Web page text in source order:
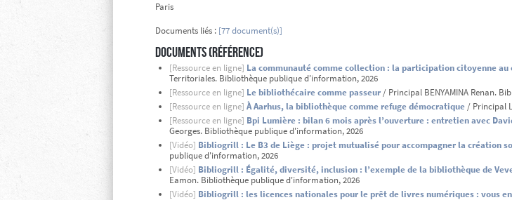
Paris
Documents liés : [77 document(s)]
Documents (Référence)
[Ressource en ligne] La communauté comme collection : la participation citoyenne
Territoriales. Bibliothèque publique d'information, 2026
[Ressource en ligne] Le bibliothécaire comme passeur/ Principal BENYAMINA Renan.
[Ressource en ligne] À Aarhus, la bibliothèque comme refuge démocratique/ Principal
[Ressource en ligne] Bpi Lumière : bilan 6 mois après l’ouverture : entretien avec
Georges. Bibliothèque publique d'information, 2026
[Vidéo] Bibliogrill : Le B3 de Liège : projet mutualisé pour accompagner la création
publique d'information, 2026
[Vidéo] Bibliogrill : Égalité, diversité, inclusion : l’exemple de la bibliothèque de
Eamon. Bibliothèque publique d'information, 2026
[Vidéo] Bibliogrill : les licences nationales pour le prêt de livres numériques : vous